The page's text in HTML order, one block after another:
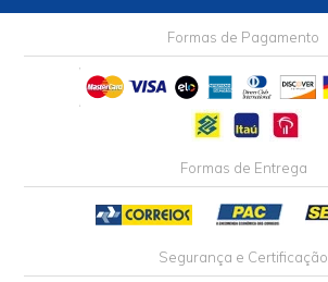
Formas de Pagamento
Formas de Entrega
Segurança e Certificação